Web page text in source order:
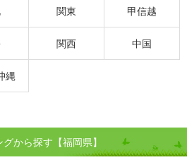
関東 甲信越
関西 中国
縄
から探す【福岡県】